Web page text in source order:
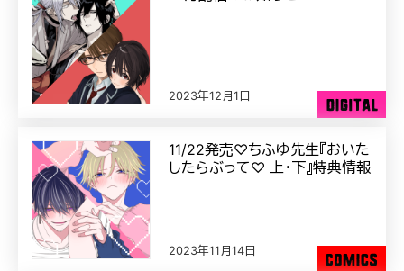
2023年12月1日
11/22発売♡ちふゆ先生『おいた
したらぶって♡ 上･下』特典情報
2023年11月14日